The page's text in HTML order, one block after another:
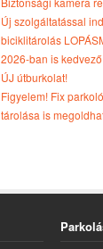
Új szolgáltatással
biciklitárolás
2026-ban is
ÚJ útburkolat!
Figyelem! Fix
tárolása is